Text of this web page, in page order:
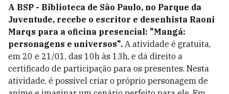
A BSP - Biblioteca de São Paulo, no Parque da
Juventude, recebe o escritor e desenhista Raoni
Marqs para a oficina presencial: "Mangá:
personagens e universos". A atividade é gratuita,
em 20 e 21/01, das 10h às 13h, e dá direito a
certificado de participação para os presentes. Nesta
atividade, é possível criar o próprio personagem de